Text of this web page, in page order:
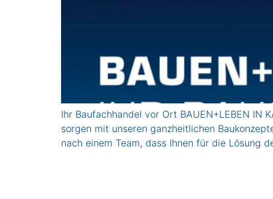
Ihr Baufachhandel vor Ort BAUEN+LEBEN IN
sorgen mit unseren ganzheitlichen
nach einem Team, dass Ihnen für die Lösung